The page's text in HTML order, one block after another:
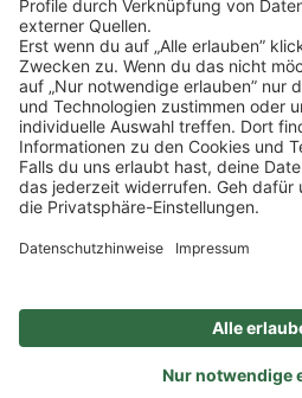
NEWSLETTER
BESUCHEN SIE UNS
Alle Preise inkl. gesetzl. Mehrwertsteuer
Nachnahmegebühren, wenn nicht anders
Zertifizierter Bio-Fachhändler